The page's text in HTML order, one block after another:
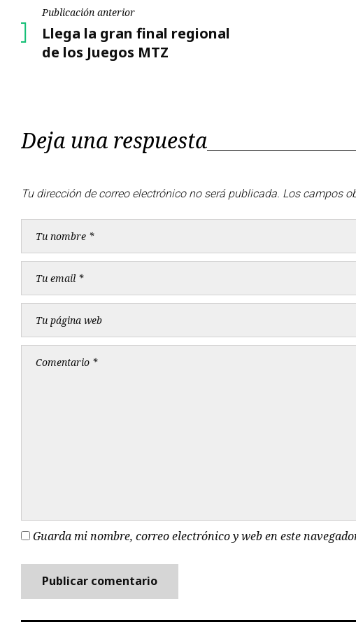
Navegación
de
Publicación anterior
Publicación
anterior
Llega la gran final regional
de los Juegos MTZ
Deja una respuesta
Tu dirección de correo electrónico no será publicada. Los campos
Guarda mi nombre, correo electrónico y web en este